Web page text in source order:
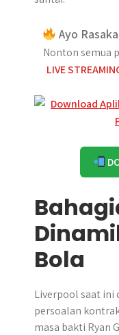
Ayo
Nonton semua
LIVE
Bola
Liverpool saat ini
persoalan
masa bakti Ryan